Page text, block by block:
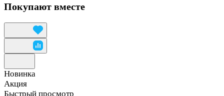
Покупают вместе
Новинка
Акция
Быстрый просмотр